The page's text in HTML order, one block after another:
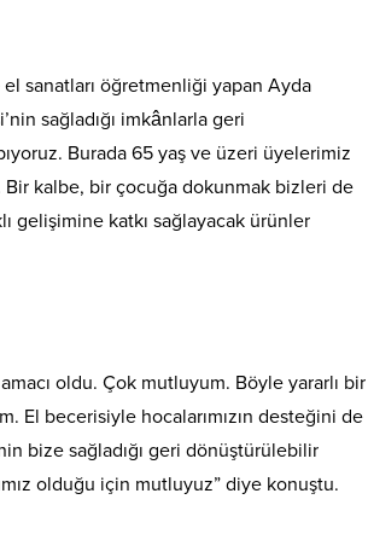
el sanatları öğretmenliği yapan Ayda
sağladığı imkânlarla geri
Burada 65 yaş ve üzeri üyelerimiz
Bir kalbe, bir çocuğa dokunmak bizleri de
gelişimine katkı sağlayacak ürünler
oldu. Çok mutluyum. Böyle yararlı bir
El becerisiyle hocalarımızın desteğini de
bize sağladığı geri dönüştürülebilir
olduğu için mutluyuz” diye konuştu.